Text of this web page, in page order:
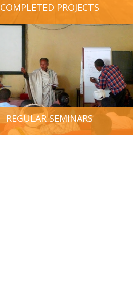
COMPLETED PROJECTS
REGULAR SEMINARS